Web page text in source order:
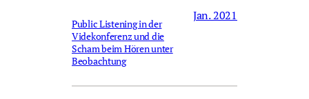
Public Listening in der
Videkonferenz und die
Scham beim Hören unter
Beobachtung
Jan. 2021